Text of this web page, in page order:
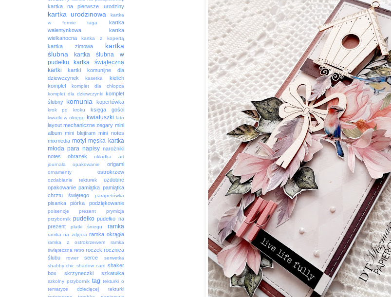
kartka na pierwsze urodziny
kartka urodzinowa
kartka
w formie taga
kartka
walentynkowa
kartka
wielkanocna
kartka z kopertą
kartka zimowa
kartka
ślubna
kartka ślubna w
pudełku
kartka świąteczna
kartki
kartki komunijne dla
dziewczynek
kasetka
kielich
komplet
komplet dla chłopca
komplet dla dziewczynki komplet
ślubny
komunia kopertówka
krok po kroku księga gości
kwiatki w okręgu kwiatuszki lato
layout mechaniczne zegary mini
album mini blejtram mini notes
mixmedia motyl męska kartka
młoda para napisy narożniki
notes
obrazek
okładka art
journala
opakowanie origami
ornamenty ostrokrzew
ozdabianie tekturek
ozdobne
opakowanie pamiątka pamiątka
chrztu świętego
parapetówka
pisanka piórka podziękowanie
poisencje prezent
prymicja
przybornik pudełko pudełko na
prezent
płatki śniegu ramka
ramka na zdjęcia ramka okrągła
ramka z ostrokrzewem
ramka
świąteczna retro roczek rocznica
ślubu
rower serce
serwetka
shabby chic shadow card shaker
box
skrzyneczki szkatułka
szkolny przybornik tag tekturki o
tematyce dziecięcej
tekturki